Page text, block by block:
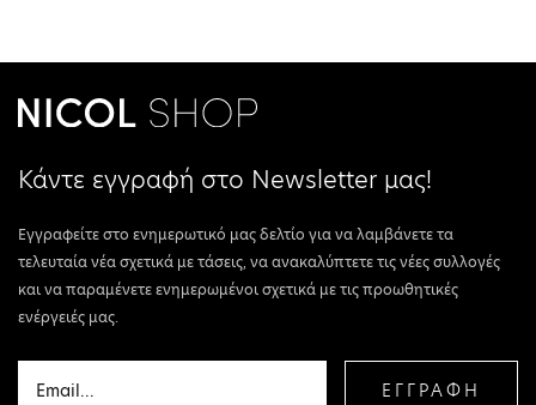
Κάντε εγγραφή στο Newsletter μας!
Εγγραφείτε στο ενημερωτικό μας δελτίο για να λαμβάνετε τα
τελευταία νέα σχετικά με τάσεις, να ανακαλύπτετε τις νέες συλλογές
και να παραμένετε ενημερωμένοι σχετικά με τις προωθητικές
ενέργειές μας.
ΕΓΓΡΑΦΗ